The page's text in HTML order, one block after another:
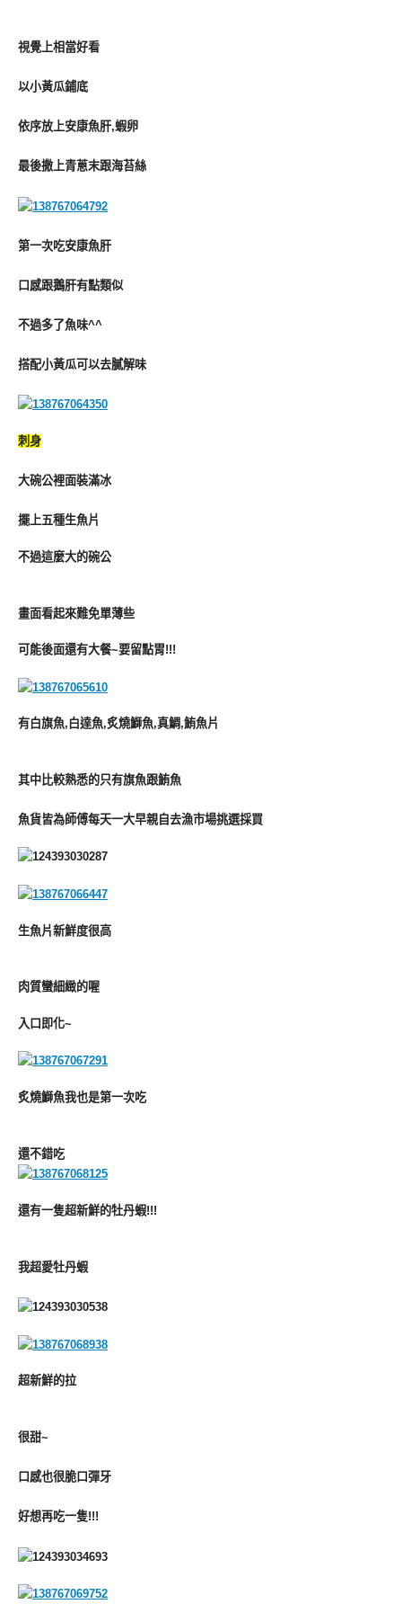
視覺上相當好看
以小黃瓜鋪底
依序放上安康魚肝,蝦卵
最後撒上青蔥末跟海苔絲
第一次吃安康魚肝
口感跟鵝肝有點類似
不過多了魚味^^
搭配小黃瓜可以去膩解味
刺身
大碗公裡面裝滿冰
擺上五種生魚片
不過這麼大的碗公
畫面看起來難免單薄些
可能後面還有大餐~要留點胃!!!
有白旗魚,白達魚,炙燒鰤魚,真鯛,鮪魚片
其中比較熟悉的只有旗魚跟鮪魚
魚貨皆為師傅每天一大早親自去漁市場挑選採買
生魚片新鮮度很高
肉質蠻細緻的喔
入口即化~
炙燒鰤魚我也是第一次吃
還不錯吃
還有一隻超新鮮的牡丹蝦!!!
我超愛牡丹蝦
超新鮮的拉
很甜~
口感也很脆口彈牙
好想再吃一隻!!!